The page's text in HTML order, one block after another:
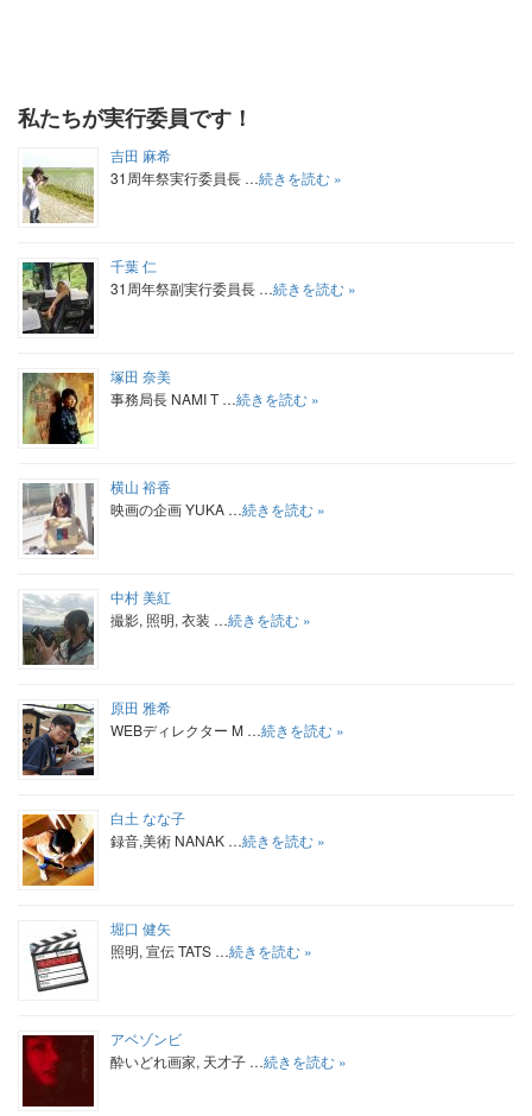
私たちが実行委員です！
吉田 麻希
31周年祭実行委員長 …続きを読む »
千葉 仁
31周年祭副実行委員長 …続きを読む »
塚田 奈美
事務局長 NAMI T …続きを読む »
横山 裕香
映画の企画 YUKA …続きを読む »
中村 美紅
撮影, 照明, 衣装 …続きを読む »
原田 雅希
WEBディレクター M …続きを読む »
白土 なな子
録音,美術 NANAK …続きを読む »
堀口 健矢
照明, 宣伝 TATS …続きを読む »
アベゾンビ
酔いどれ画家, 天才子 …続きを読む »